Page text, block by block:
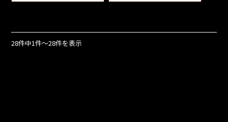
28件中1件～28件を表示